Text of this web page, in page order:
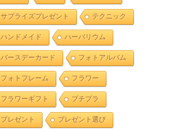
サプライズプレゼント テクニック
ハンドメイド ハーバリウム
バースデーカード フォトアルバム
フォトフレーム フラワー
フラワーギフト プチプラ
プレゼント プレゼント選び